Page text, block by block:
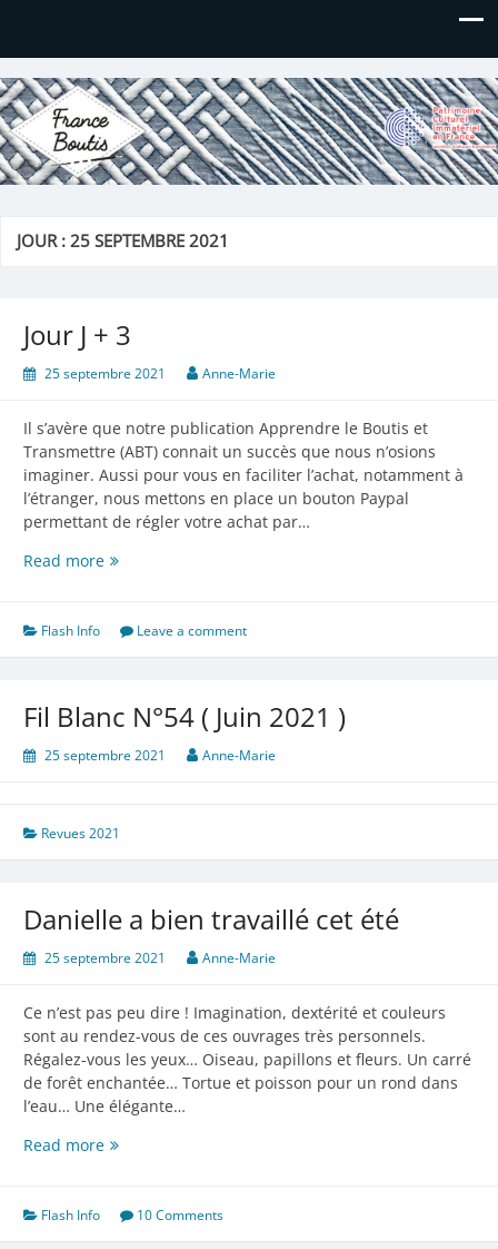
France Boutis
Le site de France Boutis
JOUR :25 SEPTEMBRE 2021
Jour J + 3
25 septembre 2021 Anne-Marie
Il s’avère que notre publication Apprendre le Boutis et
Transmettre (ABT) connait un succès que nous n’osions
imaginer. Aussi pour vous en faciliter l’achat, notamment à
l’étranger, nous mettons en place un bouton Paypal
permettant de régler votre achat par…
Read moreJour
Flash Info Leave a comment
Fil Blanc N°54 ( Juin 2021 )
25 septembre 2021 Anne-Marie
Revues 2021
Danielle a bien travaillé cet été
25 septembre 2021 Anne-Marie
Ce n’est pas peu dire ! Imagination, dextérité et couleurs
sont au rendez-vous de ces ouvrages très personnels.
Régalez-vous les yeux… Oiseau, papillons et fleurs. Un carré
de forêt enchantée… Tortue et poisson pour un rond dans
l’eau… Une élégante…
Read moreDanielle
travaillé
cet
Flash Info 10 Comments